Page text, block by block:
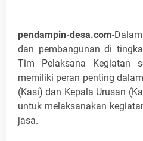
pendampin-desa.com-
dan pembangunan di
Tim Pelaksana Kegiatan
memiliki peran penting
(Kasi) dan Kepala Urusan
untuk melaksanakan
jasa.